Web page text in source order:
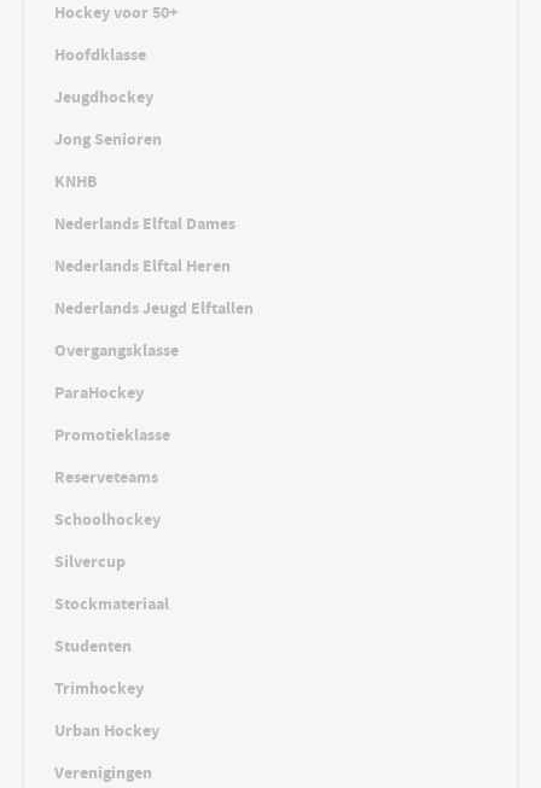
Hockey voor 50+
Hoofdklasse
Jeugdhockey
Jong Senioren
KNHB
Nederlands Elftal Dames
Nederlands Elftal Heren
Nederlands Jeugd Elftallen
Overgangsklasse
ParaHockey
Promotieklasse
Reserveteams
Schoolhockey
Silvercup
Stockmateriaal
Studenten
Trimhockey
Urban Hockey
Verenigingen